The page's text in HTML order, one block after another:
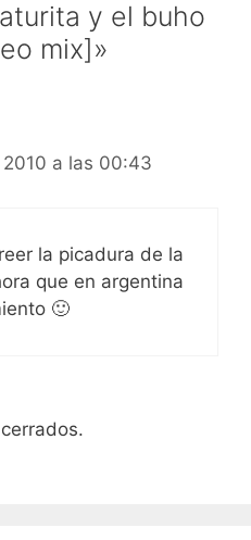
y el buho
mix]»
a las 00:43
la picadura de la
que en argentina
🙂